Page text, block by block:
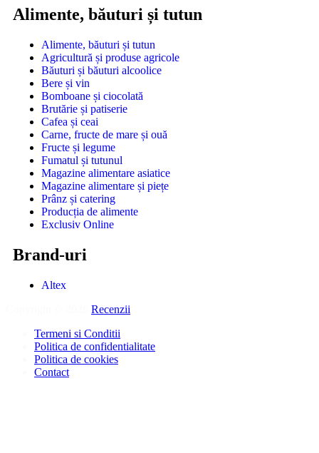
Alimente, băuturi și tutun
Alimente, băuturi și tutun
Agricultură și produse agricole
Băuturi și băuturi alcoolice
Bere și vin
Bomboane și ciocolată
Brutărie și patiserie
Cafea și ceai
Carne, fructe de mare și ouă
Fructe și legume
Fumatul și tutunul
Magazine alimentare asiatice
Magazine alimentare și piețe
Prânz și catering
Producția de alimente
Exclusiv Online
Brand-uri
Altex
Recenzii
Termeni si Conditii
Politica de confidentialitate
Politica de cookies
Contact